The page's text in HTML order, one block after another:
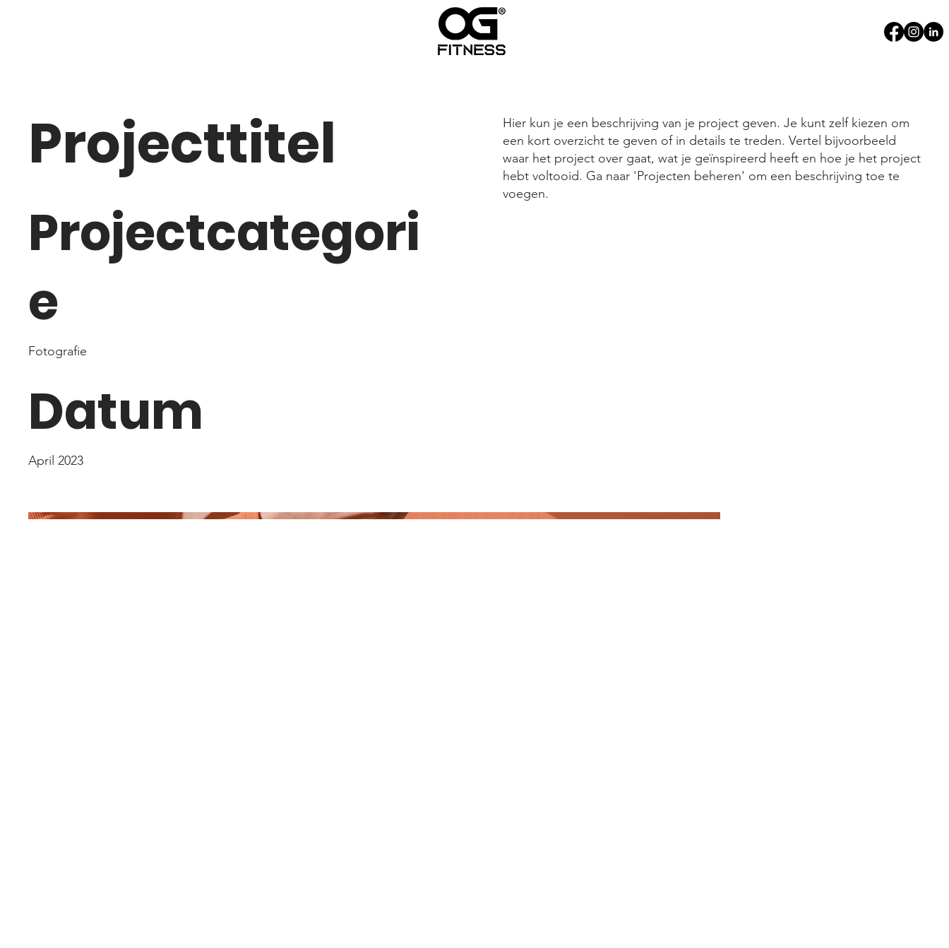
Projecttitel
Projectcategori
e
Fotografie
Datum
April 2023
Hier kun je een beschrijving van je project geven. Je kunt zelf kiezen om
een kort overzicht te geven of in details te treden. Vertel bijvoorbeeld
waar het project over gaat, wat je geïnspireerd heeft en hoe je het project
hebt voltooid. Ga naar 'Projecten beheren' om een beschrijving toe te
voegen.